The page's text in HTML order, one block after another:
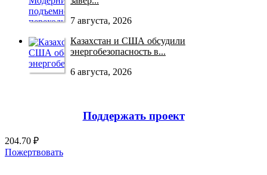
7 августа, 2026
Казахстан и США обсудили
энергобезопасность в...
6 августа, 2026
Поддержать проект
204.70 ₽
Пожертвовать